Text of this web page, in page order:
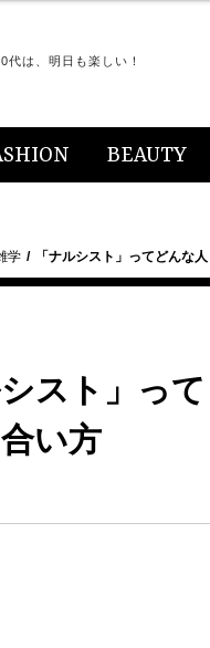
代は、明日も楽しい！
BEAUTY
学 「ナルシスト」ってどんな
シスト」っ
い方